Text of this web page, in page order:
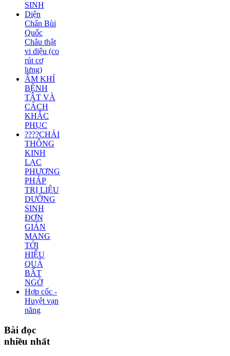
SINH
Diện
Chẩn Bùi
Quốc
Châu thật
vi diệu (co
rút cơ
lưng)
ÂM KHÍ
BỆNH
TẬT VÀ
CÁCH
KHẮC
PHỤC
????CHẢI
THÔNG
KINH
LẠC
PHƯƠNG
PHÁP
TRỊ LIỆU
DƯỠNG
SINH
ĐƠN
GIẢN
MANG
TỚI
HIỆU
QUẢ
BẤT
NGỜ
Hợp cốc -
Huyệt vạn
năng
Bài đọc
nhiều nhất